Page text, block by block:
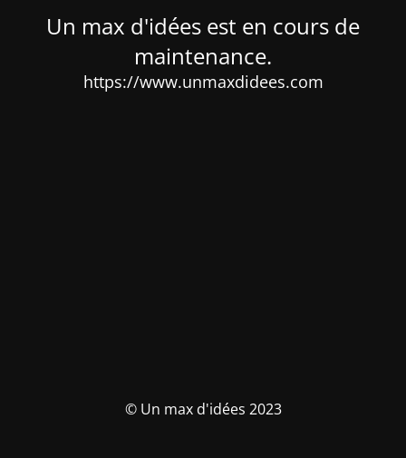
Un max d'idées est en cours de
maintenance.
https://www.unmaxdidees.com
© Un max d'idées 2023